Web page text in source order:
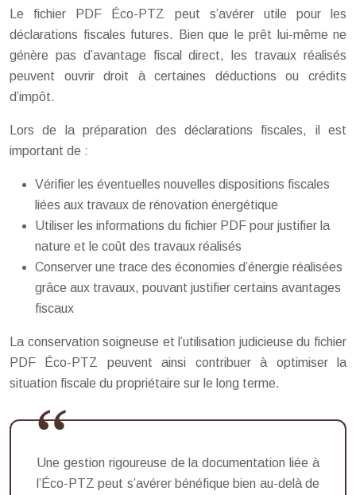
Le fichier PDF Éco-PTZ peut s’avérer utile pour les
déclarations fiscales futures. Bien que le prêt lui-même ne
génère pas d’avantage fiscal direct, les travaux réalisés
peuvent ouvrir droit à certaines déductions ou crédits
d’impôt.
Lors de la préparation des déclarations fiscales, il est
important de :
Vérifier les éventuelles nouvelles dispositions fiscales
liées aux travaux de rénovation énergétique
Utiliser les informations du fichier PDF pour justifier la
nature et le coût des travaux réalisés
Conserver une trace des économies d’énergie réalisées
grâce aux travaux, pouvant justifier certains avantages
fiscaux
La conservation soigneuse et l’utilisation judicieuse du fichier
PDF Éco-PTZ peuvent ainsi contribuer à optimiser la
situation fiscale du propriétaire sur le long terme.
Une gestion rigoureuse de la documentation liée à
l’Éco-PTZ peut s’avérer bénéfique bien au-delà de